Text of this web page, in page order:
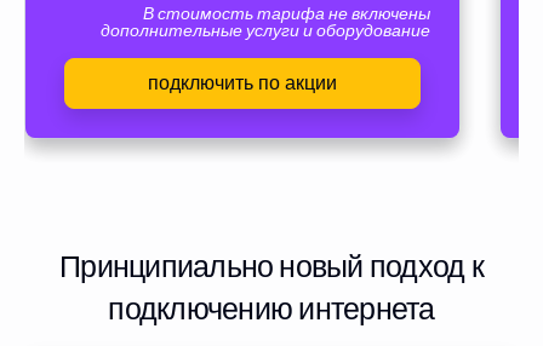
В стоимость тарифа не включены
дополнительные услуги и оборудование
подключить по акции
Принципиально новый подход к
подключению интернета